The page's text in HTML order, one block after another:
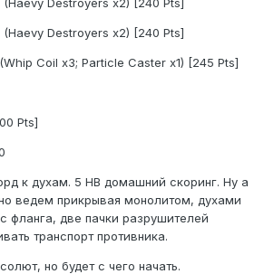
Destroyers x2) [240 Pts]
Coil x3; Particle Caster x1) [245 Pts]
Pts]
к духам. 5 НВ домашний скоринг. Ну а
ведем прикрывая монолитом, духами
фланга, две пачки разрушителей
транспорт противника.
но будет с чего начать.